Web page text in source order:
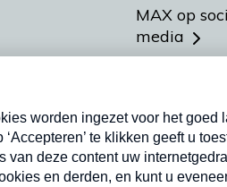
MAX op
media
Meldpunt
Heel